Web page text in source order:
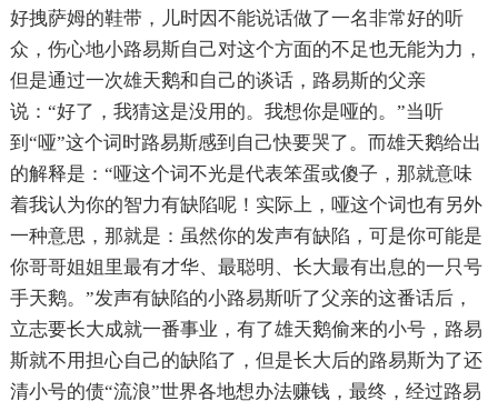
好拽萨姆的鞋带，儿时因不能说话做了一名非常好的听
众，伤心地小路易斯自己对这个方面的不足也无能为力，
但是通过一次雄天鹅和自己的谈话，路易斯的父亲
说：“好了，我猜这是没用的。我想你是哑的。”当听
到“哑”这个词时路易斯感到自己快要哭了。而雄天鹅给出
的解释是：“哑这个词不光是代表笨蛋或傻子，那就意味
着我认为你的智力有缺陷呢！实际上，哑这个词也有另外
一种意思，那就是：虽然你的发声有缺陷，可是你可能是
你哥哥姐姐里最有才华、最聪明、长大最有出息的一只号
手天鹅。”发声有缺陷的小路易斯听了父亲的这番话后，
立志要长大成就一番事业，有了雄天鹅偷来的小号，路易
斯就不用担心自己的缺陷了，但是长大后的路易斯为了还
清小号的债“流浪”世界各地想办法赚钱，最终，经过路易